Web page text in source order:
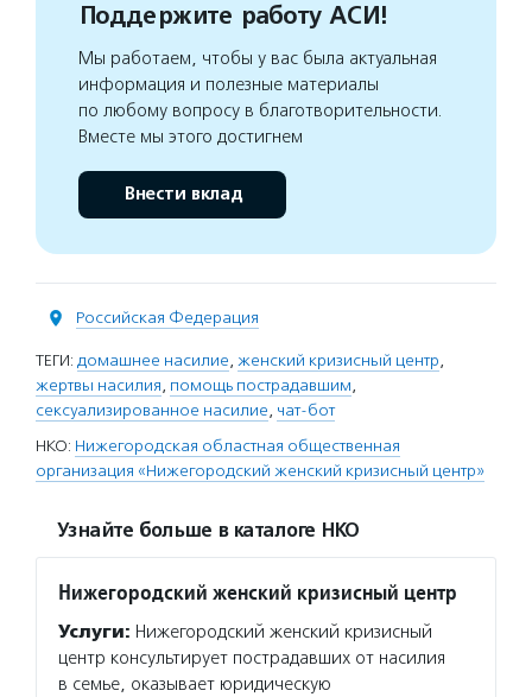
Поддержите работу АСИ!
Мы работаем, чтобы у вас была актуальная
информация и полезные материалы
по любому вопросу в благотворительности.
Вместе мы этого достигнем
Внести вклад
Российская Федерация
ТЕГИ: домашнее насилие, женский кризисный центр,
жертвы насилия, помощь пострадавшим,
сексуализированное насилие, чат-бот
НКО: Нижегородская областная общественная
организация «Нижегородский женский кризисный центр»
Узнайте больше в каталоге НКО
Нижегородский женский кризисный центр
Услуги: Нижегородский женский кризисный
центр консультирует пострадавших от насилия
в семье, оказывает юридическую